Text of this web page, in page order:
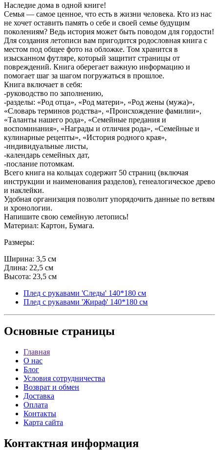
Наследие дома в одной книге!
Семья — самое ценное, что есть в жизни человека. Кто из нас
не хочет оставить память о себе и своей семье будущим
поколениям? Ведь история может быть поводом для гордости!
Для создания летописи вам пригодится родословная книга с
местом под общее фото на обложке. Том хранится в
изысканном футляре, который защитит страницы от
повреждений. Книга оберегает важную информацию и
помогает шаг за шагом погружаться в прошлое.
Книга включает в себя:
-руководство по заполнению,
-разделы: «Род отца», «Род матери», «Род жены (мужа)»,
«Словарь терминов родства», «Происхождение фамилии»,
«Таланты нашего рода», «Семейные предания и
воспоминания», «Награды и отличия рода», «Семейные и
кулинарные рецепты», «История родного края»,
-индивидуальные листы,
-календарь семейных дат,
-послание потомкам.
Всего книга на кольцах содержит 50 страниц (включая
инструкции и наименования разделов), генеалогическое древо
и наклейки.
Удобная организация позволит упорядочить данные по ветвям
и хронологии.
Напишите свою семейную летопись!
Материал: Картон, Бумага.
Размеры:
Ширина: 3,5 см
Длина: 22,5 см
Высота: 23,5 см
Плед с рукавами 'Следы' 140*180 см
Плед с рукавами 'Жираф' 140*180 см
Основные страницы
Главная
О нас
Блог
Условия сотрудничества
Возврат и обмен
Доставка
Оплата
Контакты
Карта сайта
Контактная информация